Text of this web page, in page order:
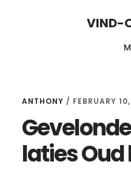
VIND-
ANTHONY / FEBRUARY
laties